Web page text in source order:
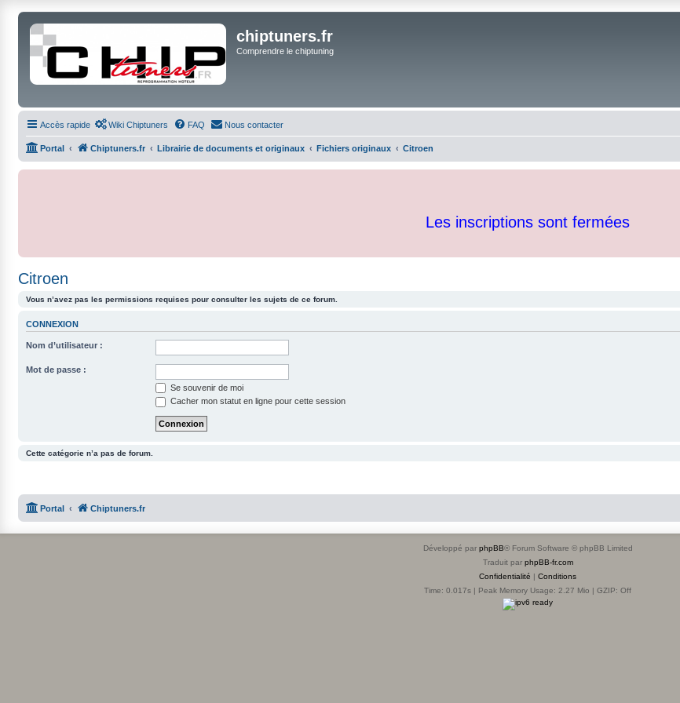
chiptuners.fr
Comprendre le chiptuning
Accès rapide Wiki Chiptuners FAQ Nous contacter
Portal Chiptuners.fr Librairie de documents et originaux Fichiers originaux Citroen
Les inscriptions sont fermées
Citroen
Vous n’avez pas les permissions requises pour consulter les sujets de ce forum.
CONNEXION
Nom d’utilisateur :
Mot de passe :
Se souvenir de moi
Cacher mon statut en ligne pour cette session
Cette catégorie n’a pas de forum.
Portal Chiptuners.fr
Développé par phpBB® Forum Software © phpBB Limited
Traduit par phpBB-fr.com
Confidentialité | Conditions
Time: 0.017s | Peak Memory Usage: 2.27 Mio | GZIP: Off